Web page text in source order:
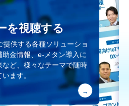
を視聴する
提供する各種ソリューショ
金情報、e-メタン導入に
ど、様々なテーマで随時
ます。